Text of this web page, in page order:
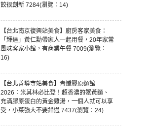
餃很創新 7284(瀏覽：14)
【台北南京復興站美食】廚房客家美食：
「輝達」黃仁勳帶家人一起用餐，20年家常
風味客家小館，有商業午餐 7009(瀏覽：
16)
【台北善導寺站美食】青嬌膠原麵館
2026：米其林必比登！超香濃的蟹黃麵、
充滿膠原蛋白的黃金雞湯，一個人就可以享
受，小菜強大不要錯過 7437(瀏覽：24)